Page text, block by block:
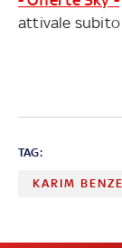
attivale subito
TAG:
KARIM